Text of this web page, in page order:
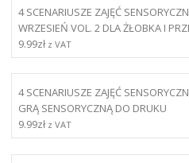
4 SCENARIUSZE ZAJĘĆ
WRZESIEŃ VOL. 2 DLA ŻŁOBKA I
9.99zł z VAT
4 SCENARIUSZE ZAJĘĆ
GRĄ SENSORYCZNĄ DO DRUKU
9.99zł z VAT